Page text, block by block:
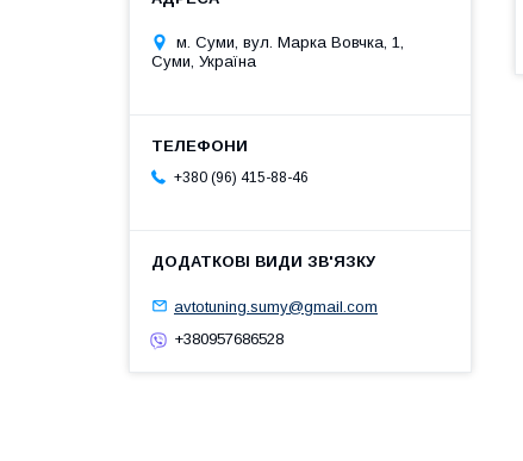
м. Суми, вул. Марка Вовчка, 1,
Суми, Україна
+380 (96) 415-88-46
avtotuning.sumy@gmail.com
+380957686528